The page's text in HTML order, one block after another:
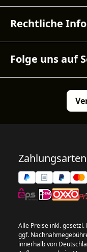
Rechtliche
Folge uns auf
Zahlungsarten
Alle Preise inkl.
ggf.
innerhalb von